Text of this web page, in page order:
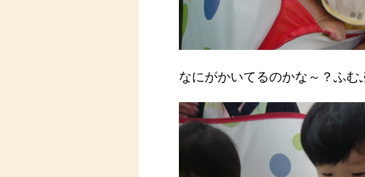
なにがかいてるのかな～？ふむ